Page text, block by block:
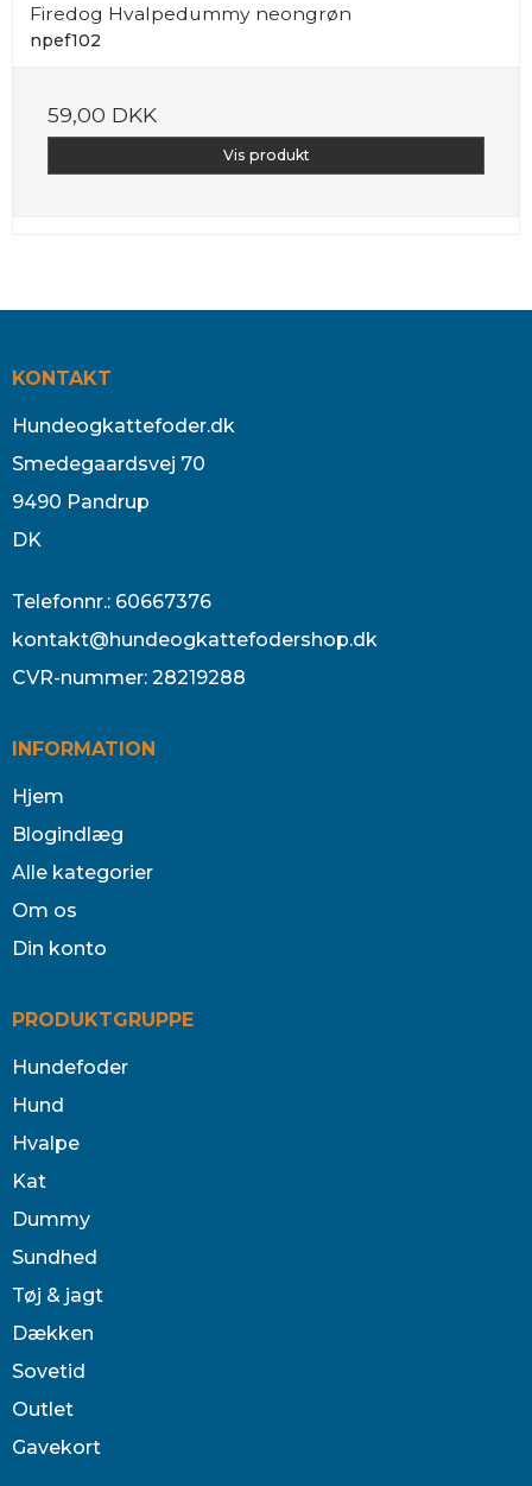
Firedog Hvalpedummy neongrøn
npef102
59,00 DKK
Vis produkt
KONTAKT
Hundeogkattefoder.dk
Smedegaardsvej 70
9490 Pandrup
DK
Telefonnr.: 60667376
kontakt@hundeogkattefodershop.dk
CVR-nummer: 28219288
INFORMATION
Hjem
Blogindlæg
Alle kategorier
Om os
Din konto
PRODUKTGRUPPE
Hundefoder
Hund
Hvalpe
Kat
Dummy
Sundhed
Tøj & jagt
Dækken
Sovetid
Outlet
Gavekort